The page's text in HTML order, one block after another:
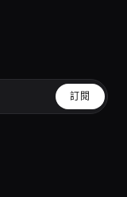
訂閱